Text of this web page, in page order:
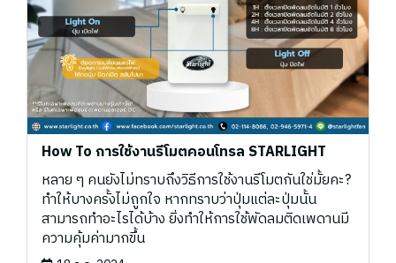
How To การใช้งานรีโมตคอนโทรล STARLIGHT
หลาย ๆ คนยังไม่ทราบถึงวิธีการใช้งานรีโมตกันใช่มั้ยคะ?
ทำให้บางครั้งไม่ถูกใจ หากทราบว่าปุ่มแต่ละปุ่มนั้น
สามารถทำอะไรได้บ้าง ยิ่งทำให้การใช้พัดลมติดเพดานมี
ความคุ้มค่ามากขึ้น